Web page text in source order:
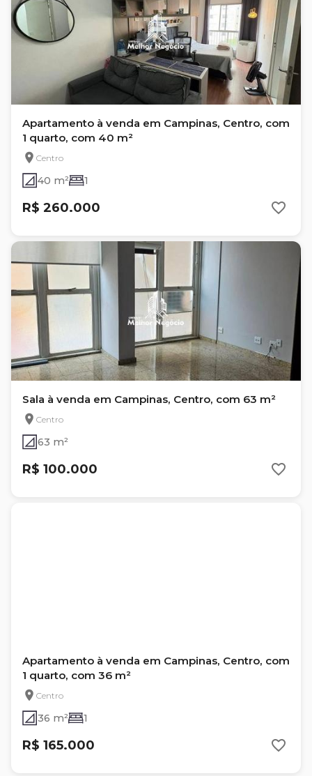
Apartamento à venda em Campinas, Centro, com
1 quarto, com 40 m²
Centro
40 m² 1
R$ 260.000
Sala à venda em Campinas, Centro, com 63 m²
Centro
63 m²
R$ 100.000
Apartamento à venda em Campinas, Centro, com
1 quarto, com 36 m²
Centro
36 m² 1
R$ 165.000